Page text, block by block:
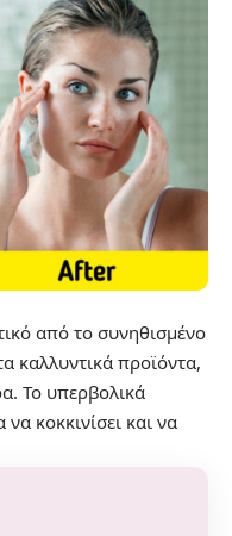
από το συνηθισμένο
καλλυντικά προϊόντα,
Το υπερβολικά
κοκκινίσει και να